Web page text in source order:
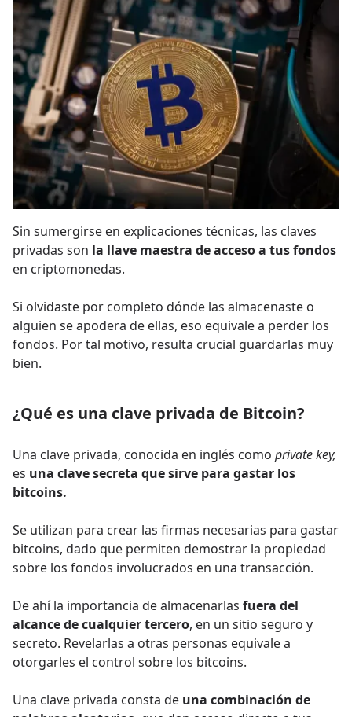
Sin sumergirse en explicaciones técnicas, las claves
privadas son la llave maestra de acceso a tus fondos
en criptomonedas.
Si olvidaste por completo dónde las almacenaste o
alguien se apodera de ellas, eso equivale a perder los
fondos. Por tal motivo, resulta crucial guardarlas muy
bien.
¿Qué es una clave privada de Bitcoin?
Una clave privada, conocida en inglés como private key,
es una clave secreta que sirve para gastar los
bitcoins.
Se utilizan para crear las firmas necesarias para gastar
bitcoins, dado que permiten demostrar la propiedad
sobre los fondos involucrados en una transacción.
De ahí la importancia de almacenarlas fuera del
alcance de cualquier tercero, en un sitio seguro y
secreto. Revelarlas a otras personas equivale a
otorgarles el control sobre los bitcoins.
Una clave privada consta de una combinación de